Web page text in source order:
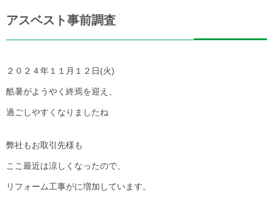
アスベスト事前調査
２０２４年１１月１２日(火)
酷暑がようやく終焉を迎え、
過ごしやすくなりましたね
弊社もお取引先様も
ここ最近は涼しくなったので、
リフォーム工事がに増加しています。